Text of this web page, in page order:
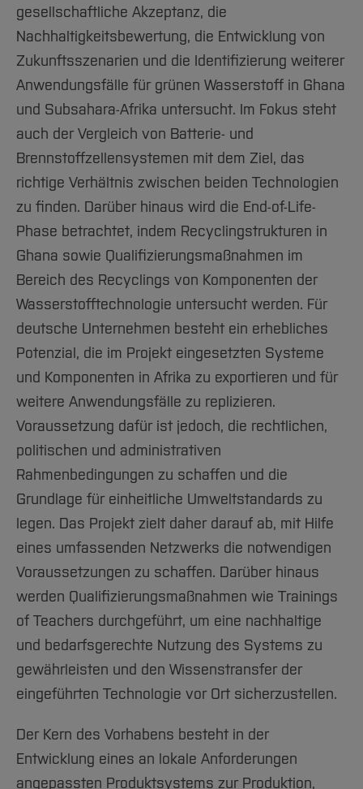
gesellschaftliche Akzeptanz, die
Nachhaltigkeitsbewertung, die Entwicklung von
Zukunftsszenarien und die Identifizierung weiterer
Anwendungsfälle für grünen Wasserstoff in Ghana
und Subsahara-Afrika untersucht. Im Fokus steht
auch der Vergleich von Batterie- und
Brennstoffzellensystemen mit dem Ziel, das
richtige Verhältnis zwischen beiden Technologien
zu finden. Darüber hinaus wird die End-of-Life-
Phase betrachtet, indem Recyclingstrukturen in
Ghana sowie Qualifizierungsmaßnahmen im
Bereich des Recyclings von Komponenten der
Wasserstofftechnologie untersucht werden. Für
deutsche Unternehmen besteht ein erhebliches
Potenzial, die im Projekt eingesetzten Systeme
und Komponenten in Afrika zu exportieren und für
weitere Anwendungsfälle zu replizieren.
Voraussetzung dafür ist jedoch, die rechtlichen,
politischen und administrativen
Rahmenbedingungen zu schaffen und die
Grundlage für einheitliche Umweltstandards zu
legen. Das Projekt zielt daher darauf ab, mit Hilfe
eines umfassenden Netzwerks die notwendigen
Voraussetzungen zu schaffen. Darüber hinaus
werden Qualifizierungsmaßnahmen wie Trainings
of Teachers durchgeführt, um eine nachhaltige
und bedarfsgerechte Nutzung des Systems zu
gewährleisten und den Wissenstransfer der
eingeführten Technologie vor Ort sicherzustellen.
Der Kern des Vorhabens besteht in der
Entwicklung eines an lokale Anforderungen
angepassten Produktsystems zur Produktion,